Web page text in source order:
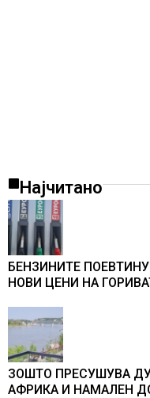
Најчитано
БЕНЗИНИТЕ
НОВИ ЦЕНИ НА
ЗОШТО ПРЕСУШУВА
АФРИКА И НАМАЛЕН